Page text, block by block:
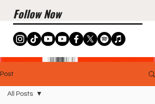
Follow Now
Post
All Posts